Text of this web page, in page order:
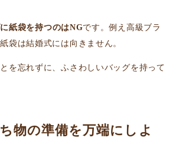
紙袋を持つのはNGです。例え高級ブラ
袋は結婚式には向きません。
を忘れずに、ふさわしいバッグを持って
物の準備を万端にしよ